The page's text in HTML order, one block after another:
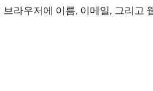
라우저에 이름, 이메일, 그리고